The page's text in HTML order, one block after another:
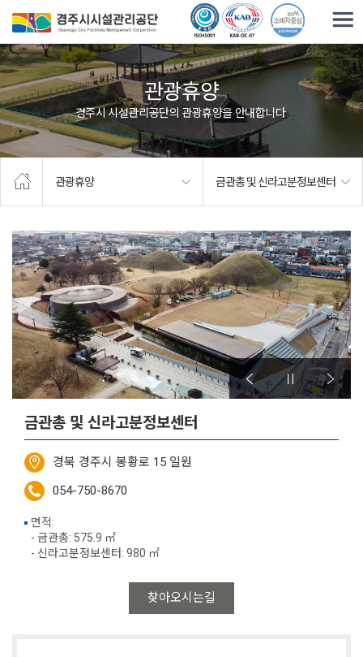
관광휴양
경주시 시설관리공단의 관광휴양을 안내합니다.
관광휴양 금관총 및 신라고분정보센터
금관총 및 신라고분정보센터
경북 경주시 봉황로 15 일원
054-750-8670
찾아오시는길
면적:
- 금관총: 575.9 ㎡
- 신라고분정보센터: 980 ㎡